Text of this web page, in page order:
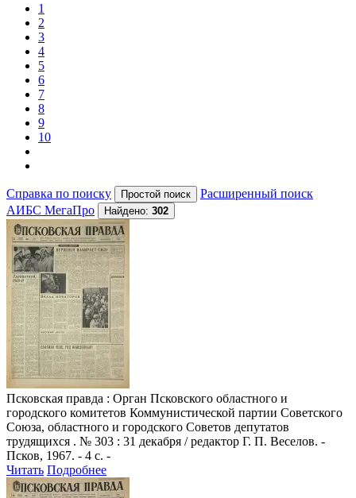
1
2
3
4
5
6
7
8
9
10
Справка по поиску
Расширенный поиск
АИБС МегаПро
Найдено: 302
Псковская правда : Орган Псковского областного и
городского комитетов Коммунистической партии Советского
Союза, областного и городского Советов депутатов
трудящихся . № 303 : 31 декабря / редактор Г. П. Веселов. -
Псков, 1967. - 4 с. -
Читать Подробнее